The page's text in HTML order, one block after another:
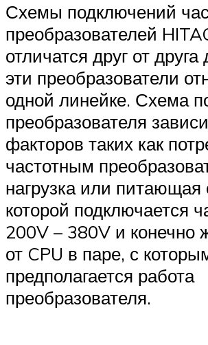
Схемы подключений
преобразователей
отличатся друг от
эти преобразователи
одной линейке. Схема
преобразователя
факторов таких как
частотным
нагрузка или питающая
которой подключается
200V – 380V и конечно
от CPU в паре, с
предполагается работа
преобразователя.